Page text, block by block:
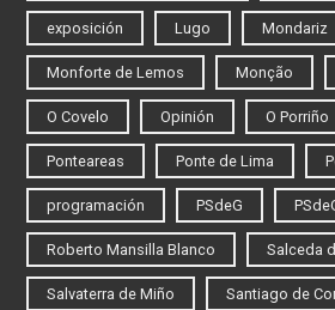
exposición Lugo Mondariz
Monforte de Lemos Monção
O Covelo Opinión O Porriño
Ponteareas Ponte de Lima
programación PSdeG
Roberto Mansilla Blanco Salceda
Salvaterra de Miño Santiago de